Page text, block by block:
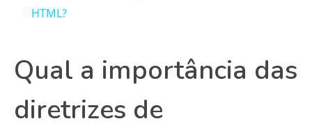
HTML?
Qual a importância das
diretrizes de